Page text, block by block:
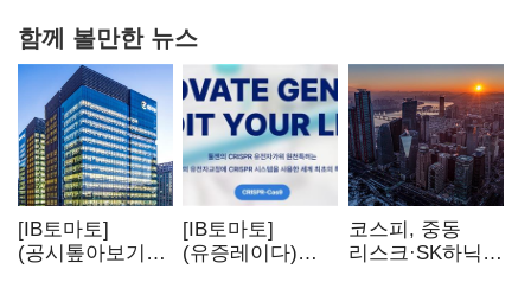
함께 볼만한 뉴스
[IB토마토]
(공시톺아보기)
[IB토마토]
(유증레이다)
코스피, 중동
리스크·SK하닉